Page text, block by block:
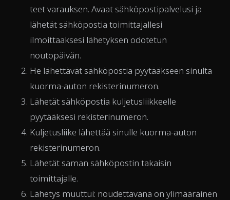
teet varauksen. Avaat sähköpostipalvelusi ja
lähetät sähköpostia toimittajallesi
ilmoittaaksesi lähetyksen odotetun
noutopäivän.
He lähettävät sähköpostia pyytääkseen sinulta
kuorma-auton rekisterinumeron.
Lähetät sähköpostia kuljetusliikkeelle
pyytääksesi rekisterinumeron.
Kuljetusliike lähettää sinulle kuorma-auton
rekisterinumeron.
Lähetät saman sähköpostin takaisin
toimittajalle.
Lähetys muuttui: noudettavana on ylimääräinen